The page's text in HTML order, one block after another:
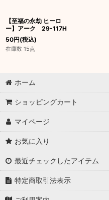
【至福の永劫 ヒーロ
ー】アーク 29-117H
50円(税込)
在庫数 15点
ホーム
ショッピングカート
マイページ
お気に入り
最近チェックしたアイテム
特定商取引法表示